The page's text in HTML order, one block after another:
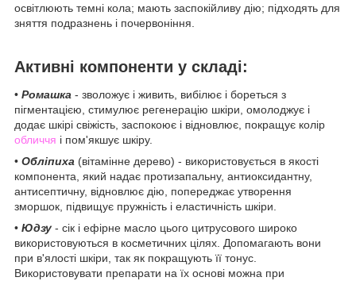
освітлюють темні кола; мають заспокійливу дію; підходять для
зняття подразнень і почервоніння.
Активні компоненти у складі:
• Ромашка - зволожує і живить, вибілює і бореться з
пігментацією, стимулює регенерацію шкіри, омолоджує і
додає шкірі свіжість, заспокоює і відновлює, покращує колір
обличчя і пом'якшує шкіру.
• Обліпиха (вітамінне дерево) - використовується в якості
компонента, який надає протизапальну, антиоксидантну,
антисептичну, відновлює дію, попереджає утворення
зморшок, підвищує пружність і еластичність шкіри.
• Юдзу - сік і ефірне масло цього цитрусового широко
використовуються в косметичних цілях. Допомагають вони
при в'ялості шкіри, так як покращують її тонус.
Використовувати препарати на їх основі можна при